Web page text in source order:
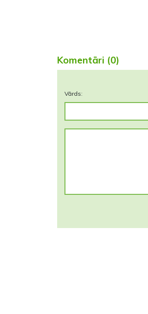
Komentāri (0)
Vārds: